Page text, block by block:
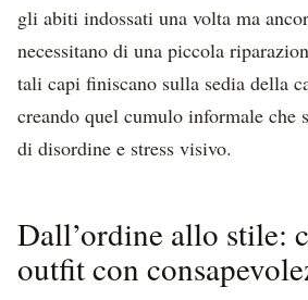
gli abiti indossati una volta ma
necessitano di una piccola
tali capi finiscano sulla sedia della
creando quel cumulo informale che
di disordine e stress visivo.
Dall’ordine allo stile:
outfit con